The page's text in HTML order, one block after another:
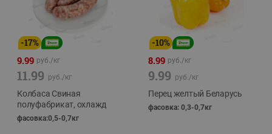
-17%
9.99 руб./кг
11.99 руб./кг
Колбаса Свиная
полуфабрикат, охлажд
фасовка:0,5-0,7кг
-10%
8.99 руб./кг
9.99 руб./кг
Перец желтый Беларусь
фасовка: 0,3-0,7кг